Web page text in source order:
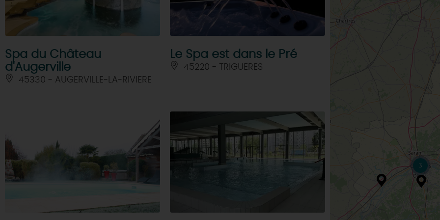
Spa du Château
d'Augerville
45330 - AUGERVILLE-LA-RIVIERE
Le Spa est dans le Pré
45220 - TRIGUERES
3